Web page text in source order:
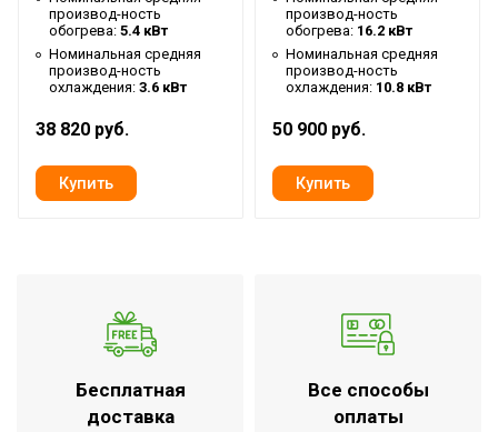
Ширина товара
1.78 м
производ-ность
обогрева: 5.4 кВт
Номинальная средняя
производ-ность
охлаждения: 3.6 кВт
38 820 руб.
производ-ность
обогрева: 16.2 кВт
Номинальная средняя
производ-ность
охлаждения: 10.8 кВт
50 900 руб.
Бесплатная
доставка
Все способы
оплаты